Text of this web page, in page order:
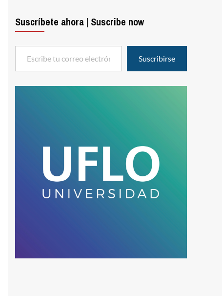
Suscríbete ahora | Suscribe now
Escribe tu correo electrónico…
Suscribirse